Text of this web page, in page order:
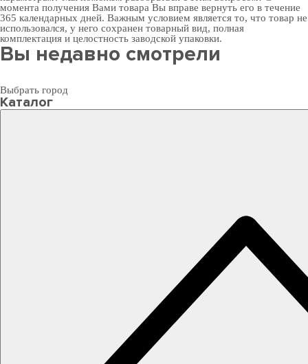
момента получения Вами товара Вы вправе вернуть его в течение
365 календарных дней. Важным условием является то, что товар не
использовался, у него сохранен товарный вид, полная
комплектация и целостность заводской упаковки.
Вы недавно смотрели
Выбрать город
Каталог